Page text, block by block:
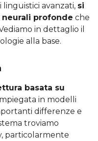
avanzati, si
profonde che
in dettaglio il
alla base.
basata su
in modelli
differenze e
troviamo
particolarmente